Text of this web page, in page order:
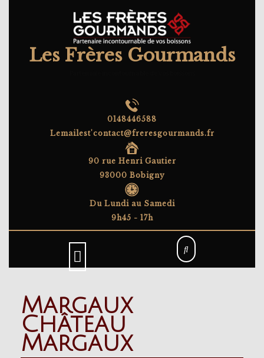
Les Frères Gourmands
0148446588
Lemailest'contact@freresgourmands.fr
90 rue Henri Gautier
93000 Bobigny
Du Lundi au Samedi
9h45 - 17h
Margaux
Château
Margaux